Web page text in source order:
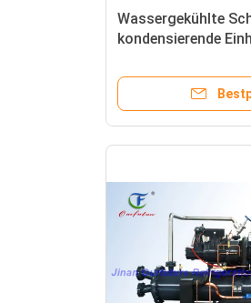
Wassergekühlte
kondensierende